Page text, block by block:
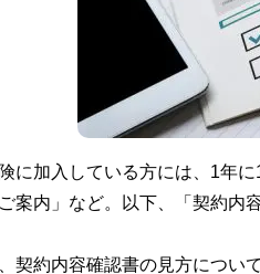
に加入している方には、1年
案内」など。以下、「契約内
契約内容確認書の見方につい